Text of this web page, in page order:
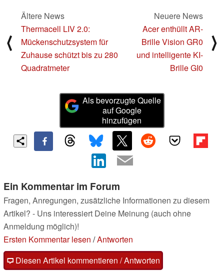
⟨
Ältere News
Thermacell LIV 2.0:
Mückenschutzsystem für
Zuhause schützt bis zu 280
Quadratmeter
Neuere News
Acer enthüllt AR-
Brille Vision GR0
und intelligente KI-
Brille GI0
⟩
Als bevorzugte Quelle
auf Google
hinzufügen
Ein Kommentar im Forum
Fragen, Anregungen, zusätzliche Informationen zu diesem
Artikel? - Uns interessiert Deine Meinung (auch ohne
Anmeldung möglich)!
Ersten Kommentar lesen /Antworten
Diesen Artikel kommentieren / Antworten